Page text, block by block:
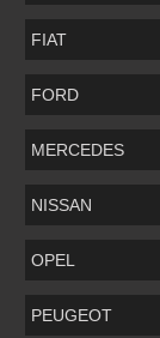
FIAT
FORD
MERCEDES
NISSAN
OPEL
PEUGEOT